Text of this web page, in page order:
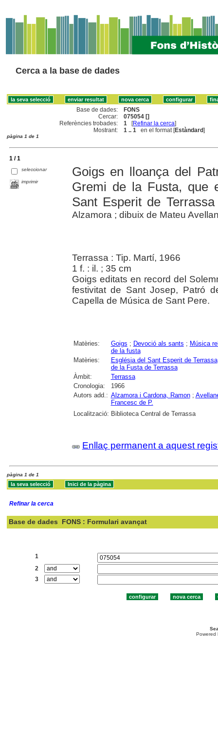
Cerca a la base de dades
Base de dades:
FONS
Cercar:
075054 []
Referències trobades:
1 [Refinar la cerca]
Mostrant:
1 .. 1 en el format [Estàndard]
pàgina 1 de 1
1 / 1
seleccionar
imprimir
Goigs en lloança del
Gremi de la Fusta, que
Sant Esperit de Terrassa
Alzamora ; dibuix de Mateu
Terrassa : Tip. Martí, 1966
1 f. : il. ; 35 cm
Goigs editats en record del
festivitat de Sant Josep, Patró
Capella de Música de Sant Pere.
Matèries: Goigs ; Devoció als sants ; Música
de la fusta
Matèries:
Església del Sant Esperit de Terrassa
de la Fusta de Terrassa
Àmbit:
Terrassa
Cronologia:
1966
Autors add.: Alzamora i Cardona, Ramon;
Francesc de P.
Localització: Biblioteca Central de Terrassa
Enllaç permanent a aquest
pàgina 1 de 1
Refinar la cerca
Base de dades FONS : Formulari avançat
1
2
3